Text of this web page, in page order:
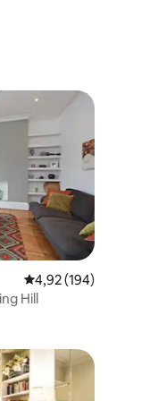
4,92 av 5 i
4,92 (194)
Hill